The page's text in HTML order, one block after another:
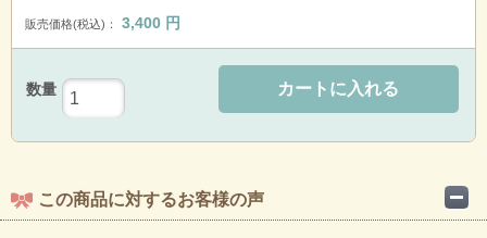
販売価格(税込)： 3,400 円
数量 カートに入れる
この商品に対するお客様の声